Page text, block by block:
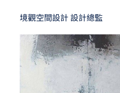
境觀空間設計 設計總監